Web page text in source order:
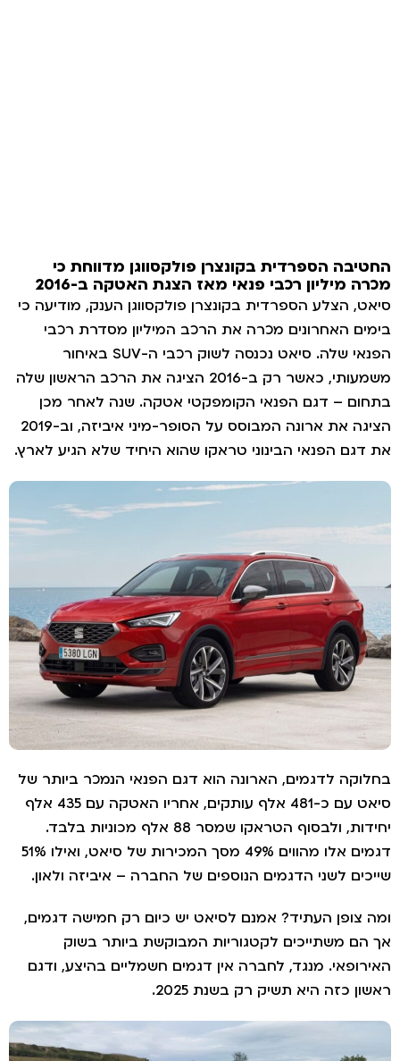
החטיבה הספרדית בקונצרן פולקסווגן מדווחת כי
מכרה מיליון רכבי פנאי מאז הצגת האטקה ב-2016
סיאט, הצלע הספרדית בקונצרן פולקסווגן הענק, מודיעה כי
בימים האחרונים מכרה את הרכב המיליון מסדרת רכבי
הפנאי שלה. סיאט נכנסה לשוק רכבי ה-SUV באיחור
משמעותי, כאשר רק ב-2016 הציגה את הרכב הראשון שלה
בתחום – דגם הפנאי הקומפקטי אטקה. שנה לאחר מכן
הציגה את ארונה המבוסס על הסופר-מיני איביזה, וב-2019
את דגם הפנאי הבינוני טראקו שהוא היחיד שלא הגיע לארץ.
בחלוקה לדגמים, הארונה הוא דגם הפנאי הנמכר ביותר של
סיאט עם כ-481 אלף עותקים, אחריו האטקה עם 435 אלף
יחידות, ולבסוף הטראקו שמסר 88 אלף מכוניות בלבד.
דגמים אלו מהווים 49% מסך המכירות של סיאט, ואילו 51%
שייכים לשני הדגמים הנוספים של החברה – איביזה ולאון.
ומה צופן העתיד? אמנם לסיאט יש כיום רק חמישה דגמים,
אך הם משתייכים לקטגוריות המבוקשת ביותר בשוק
האירופאי. מנגד, לחברה אין דגמים חשמליים בהיצע, ודגם
ראשון כזה היא תשיק רק בשנת 2025.